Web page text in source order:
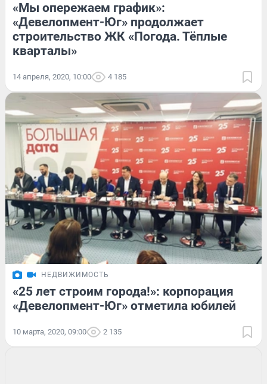
«Мы опережаем график»:
«Девелопмент-Юг» продолжает
строительство ЖК «Погода. Тёплые
кварталы»
14 апреля, 2020, 10:00 4 185
НЕДВИЖИМОСТЬ
«25 лет строим города!»: корпорация
«Девелопмент-Юг» отметила юбилей
10 марта, 2020, 09:00 2 135